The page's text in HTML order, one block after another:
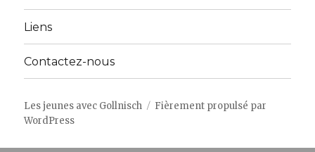
Liens
Contactez-nous
Les jeunes avec Gollnisch
Fièrement propulsé par
WordPress